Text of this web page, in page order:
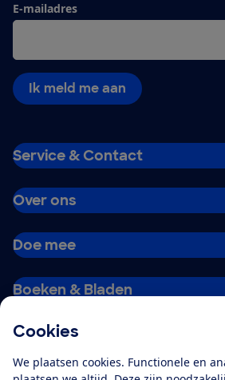
Cookies
We plaatsen cookies. Functionele en
E-mailadres
Ik meld me aan
Service & Contact
Over ons
Doe mee
Boeken & Bladen